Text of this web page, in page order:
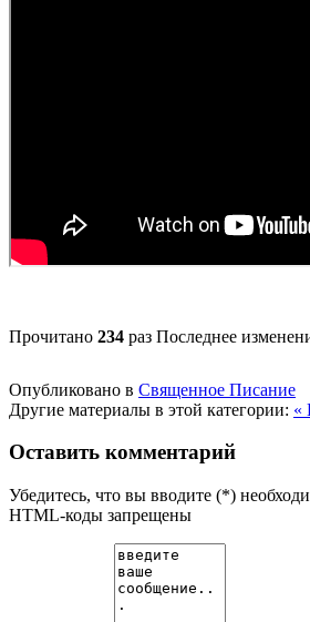
Прочитано 234 раз Последнее
Опубликовано в Священное Писание
Другие материалы в этой категории: «
Оставить комментарий
Убедитесь, что вы вводите (*)
HTML-коды запрещены